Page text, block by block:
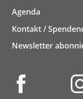
Agenda
Kontakt /
Newsletter